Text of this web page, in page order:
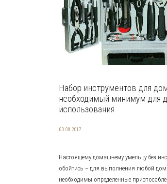
Набор инструментов для
необходимый минимум для
использования
03.08.2017
Настоящему домашнему умельцу без
обойтись – для выполнения любой
необходимы определенные